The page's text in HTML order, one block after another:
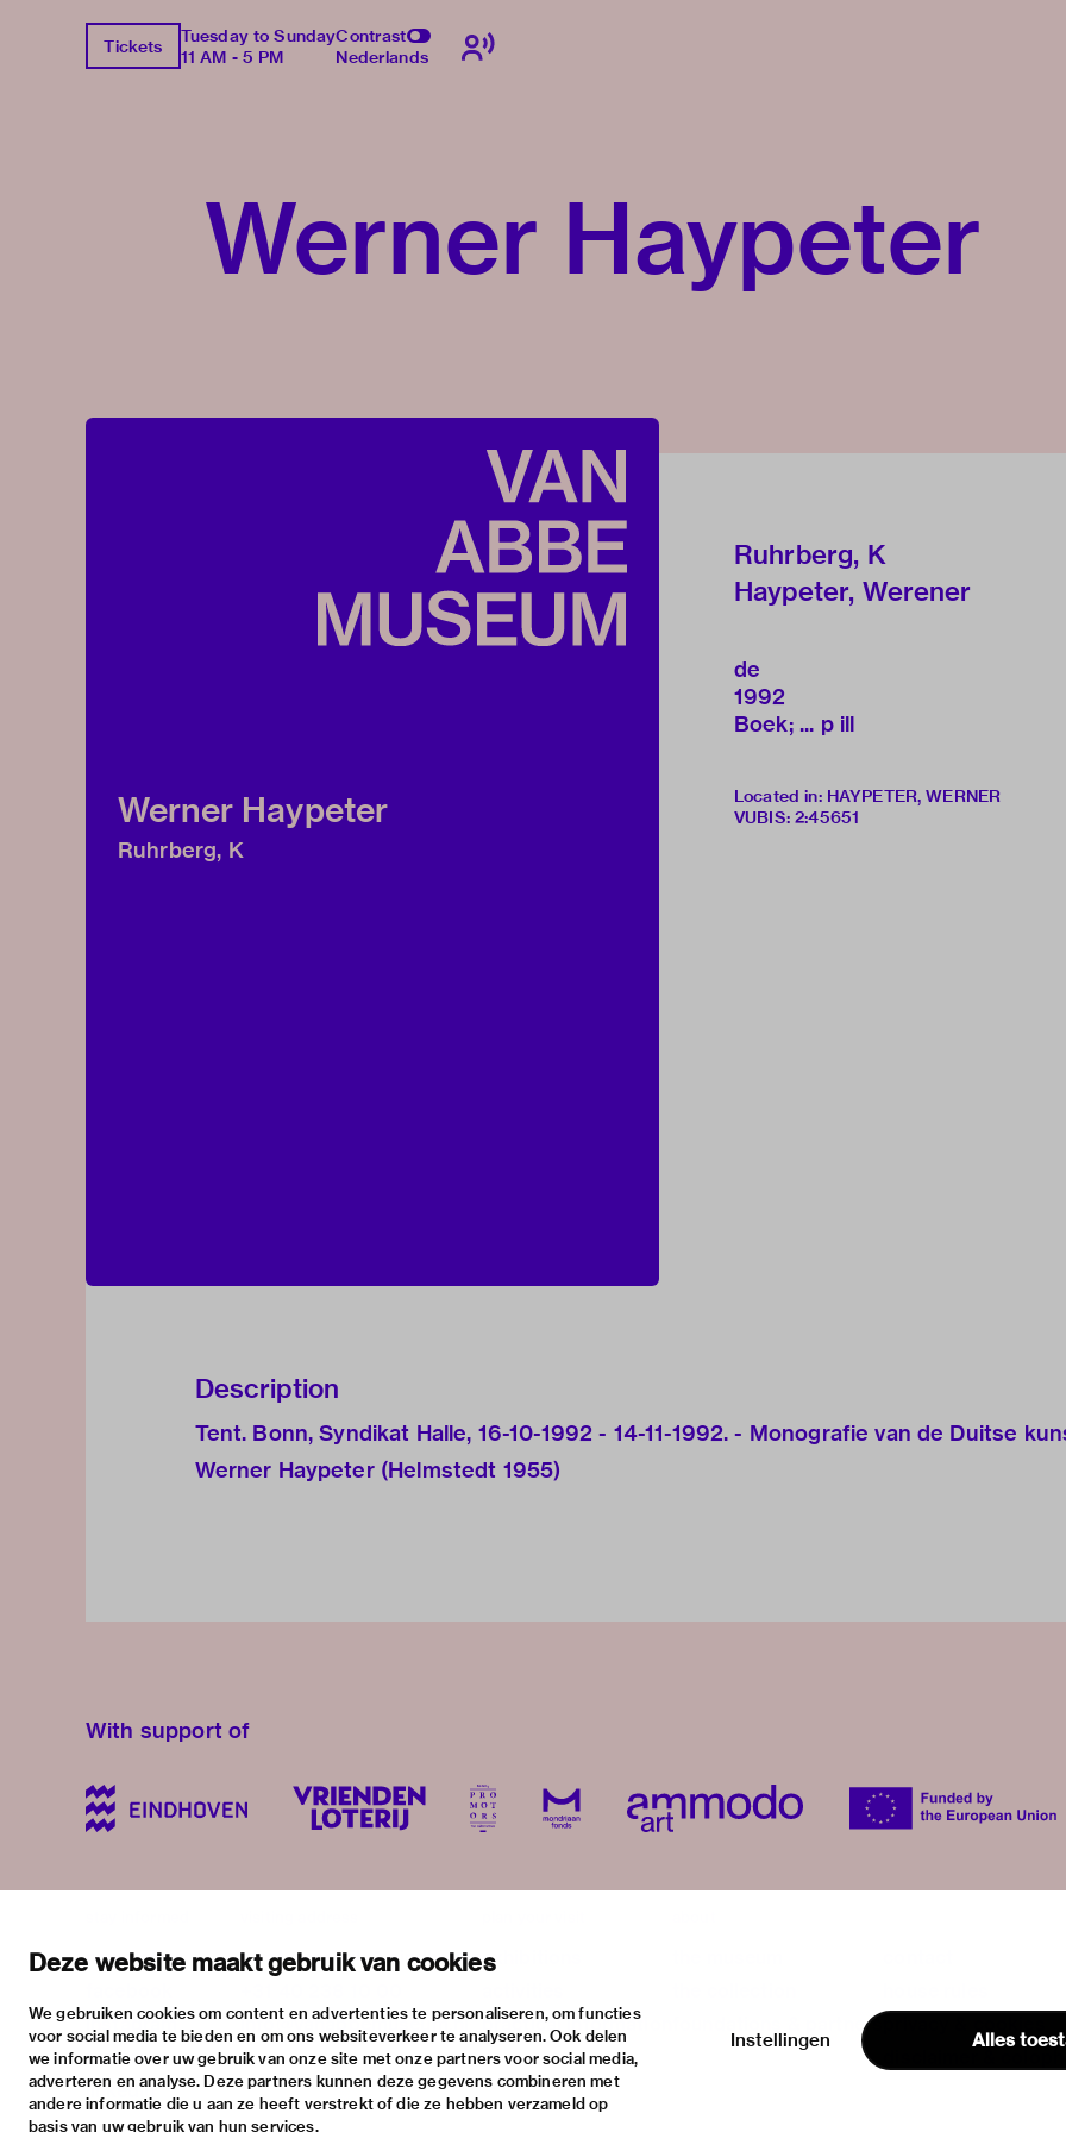
Deze website maakt gebruik van cookies
We gebruiken cookies om content en advertenties te personaliseren, om functies
voor social media te bieden en om ons websiteverkeer te analyseren. Ook delen
we informatie over uw gebruik van onze site met onze partners voor social media,
adverteren en analyse. Deze partners kunnen deze gegevens combineren met
andere informatie die u aan ze heeft verstrekt of die ze hebben verzameld op
basis van uw gebruik van hun services.
Alles
Instellingen
Tickets
Tuesday to Sunday
11 AM - 5 PM
Contrast
Nederlands
Werner Haypeter
Werner Haypeter
Ruhrberg, K
Ruhrberg, K
Haypeter, Werener
de
1992
Boek; ... p ill
Located in: HAYPETER, WERNER
VUBIS: 2:45651
Description
Tent. Bonn, Syndikat Halle, 16-10-1992 - 14-11-1992. - Monografie van de Duitse
Werner Haypeter (Helmstedt 1955)
With support of
newsletter
instagram
twitter
linkedin
stratumsedijk 2 eindhoven
info@vanabbemuseum.nl
exhibitions
practical information
foundations & partners